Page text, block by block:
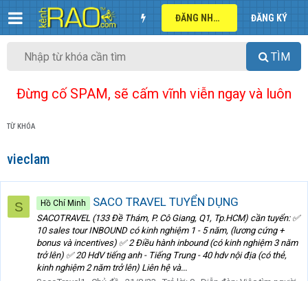
ĐĂNG NHẬP ĐĂNG KÝ
TÌM
Đừng cố SPAM, sẽ cấm vĩnh viễn ngay và luôn
TỪ KHÓA
vieclam
S Hồ Chí Minh SACO TRAVEL TUYỂN DỤNG
SACOTRAVEL (133 Đề Thám, P. Cô Giang, Q1, Tp.HCM) cần tuyển: ✅
10 sales tour INBOUND có kinh nghiệm 1 - 5 năm, (lương cứng +
bonus và incentives) ✅ 2 Điều hành inbound (có kinh nghiệm 3 năm
trở lên) ✅ 20 HdV tiếng anh - Tiếng Trung - 40 hdv nội địa (có thẻ,
kinh nghiệm 2 năm trở lên) Liên hệ và...